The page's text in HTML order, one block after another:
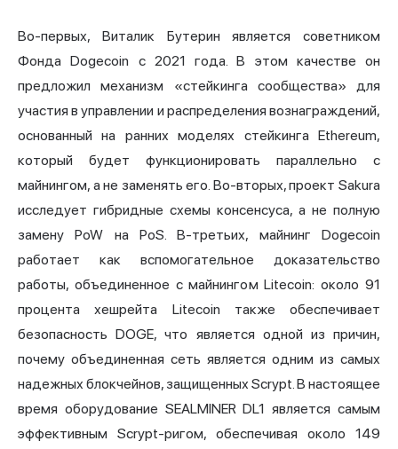
Во-первых, Виталик Бутерин является советником
Фонда Dogecoin с 2021 года. В этом качестве он
предложил механизм «стейкинга сообщества» для
участия в управлении и распределения вознаграждений,
основанный на ранних моделях стейкинга Ethereum,
который будет функционировать параллельно с
майнингом, а не заменять его. Во-вторых, проект Sakura
исследует гибридные схемы консенсуса, а не полную
замену PoW на PoS. В-третьих, майнинг Dogecoin
работает как вспомогательное доказательство
работы, объединенное с майнингом Litecoin: около 91
процента хешрейта Litecoin также обеспечивает
безопасность DOGE, что является одной из причин,
почему объединенная сеть является одним из самых
надежных блокчейнов, защищенных Scrypt. В настоящее
время оборудование SEALMINER DL1 является самым
эффективным Scrypt-ригом, обеспечивая около 149